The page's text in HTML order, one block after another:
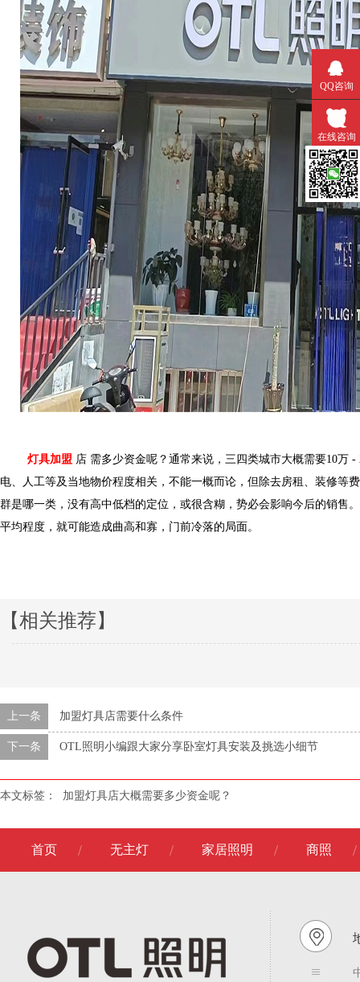
灯具加盟 店 需多少资金呢？通常来说，三四类城市大概需要10万 -
电、人工等及当地物价程度相关，不能一概而论，但除去房租、装修等
群是哪一类，没有高中低档的定位，或很含糊，势必会影响今后的销售
平均程度，就可能造成曲高和寡，门前冷落的局面。
【相关推荐】
上一条 加盟灯具店需要什么条件
下一条 OTL照明小编跟大家分享卧室灯具安装及挑选小细节
本文标签： 加盟灯具店大概需要多少资金呢？
首页 无主灯 家居照明 商照
QQ咨询
在线咨询
微信扫一扫